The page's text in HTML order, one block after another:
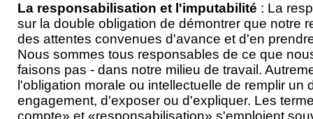
La responsabilisation et l'imputabilité : La
sur la double obligation de démontrer que notre
des attentes convenues d'avance et d'en
Nous sommes tous responsables de ce que
faisons pas - dans notre milieu de travail.
l'obligation morale ou intellectuelle de remplir un
engagement, d'exposer ou d'expliquer. Les
compte» et «responsabilisation» s'emploient